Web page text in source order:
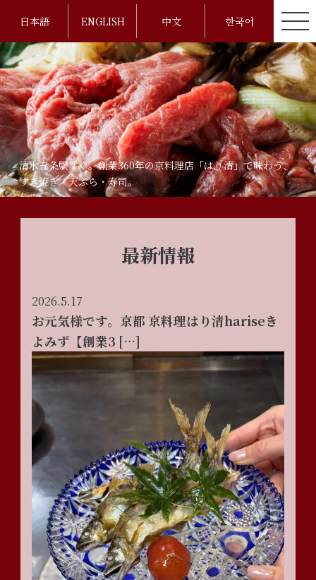
日本語 ENGLISH 中文 한국어
清水五条駅すぐ。創業360年の京料理店「はり清」で味わう、
すき焼き・天ぷら・寿司。
最新情報
2026.5.17
お元気様です。京都 京料理はり清hariseき
よみず【創業3 […]